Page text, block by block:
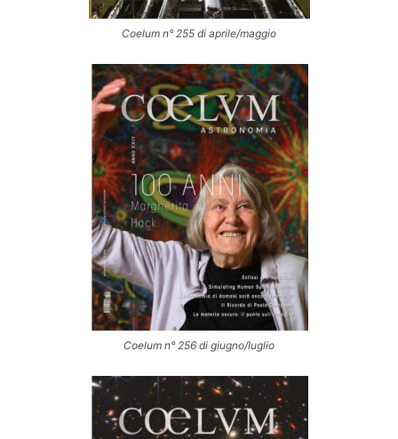
Coelum n° 255 di aprile/maggio
Coelum n° 256 di giugno/luglio